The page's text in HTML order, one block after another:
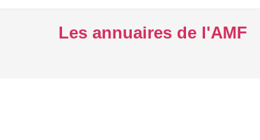
Les annuaires de l'AMF